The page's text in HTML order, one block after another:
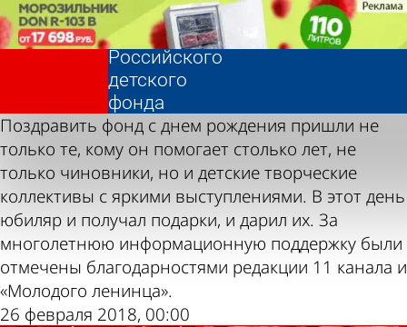
Празднование
30-летия
Российского
детского
фонда
Фотолента,
«Общество»
Поздравить фонд с днем рождения пришли не
только те, кому он помогает столько лет, не
только чиновники, но и детские творческие
коллективы с яркими выступлениями. В этот день
юбиляр и получал подарки, и дарил их. За
многолетнюю информационную поддержку были
отмечены благодарностями редакции 11 канала и
«Молодого ленинца».
26 февраля 2018, 00:00
Празднование
30-летия
Российского
детского
фонда